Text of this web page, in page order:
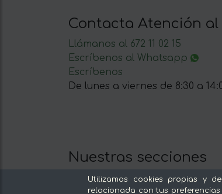
Contacta Atención al
Llámanos al 672 11 02 15
Escríbenos al Whatsapp
Escríbenos
De lunes a viernes de 8:30 a
Nuestras secciones
Del productor, sin
Tiendas Especializadas y
Utilizamos cookies propias y
relacionada con tus